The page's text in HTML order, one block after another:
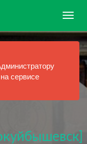
сервисе